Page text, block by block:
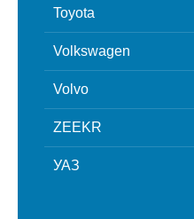
Toyota
Volkswagen
Volvo
ZEEKR
УАЗ